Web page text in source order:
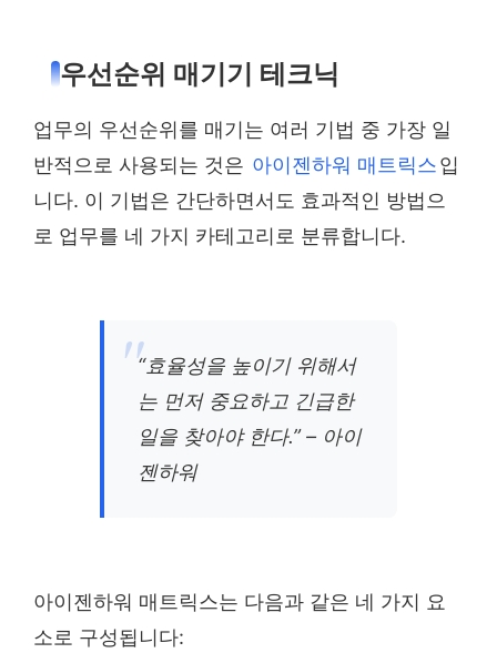
우선순위 매기기 테크닉
업무의 우선순위를 매기는 여러 기법 중 가장 일
반적으로 사용되는 것은 아이젠하워 매트릭스입
니다. 이 기법은 간단하면서도 효과적인 방법으
로 업무를 네 가지 카테고리로 분류합니다.
“효율성을 높이기 위해서
는 먼저 중요하고 긴급한
일을 찾아야 한다.” – 아이
젠하워
아이젠하워 매트릭스는 다음과 같은 네 가지 요
소로 구성됩니다: